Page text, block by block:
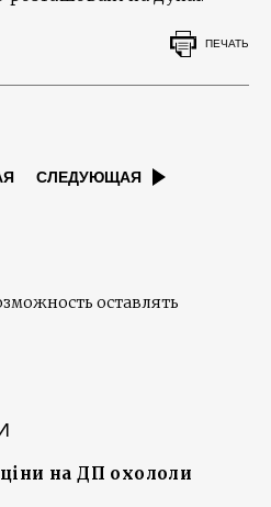
ПЕЧАТЬ
СЛЕДУЮЩАЯ
оставлять
на ДП охололи